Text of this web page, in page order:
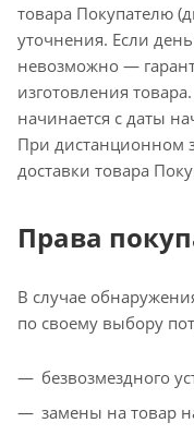
товара Покупателю
уточнения. Если
невозможно —
изготовления
начинается с даты
При дистанционном
доставки товара
Права
В случае
по своему выбору
безвозмездного
замены на товар